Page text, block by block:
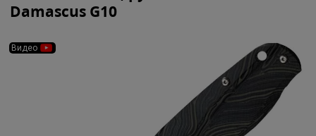
Damascus G10
Видео